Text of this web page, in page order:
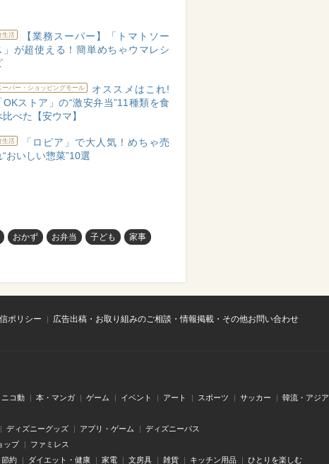
生活
【業務スーパー】「トマトソー
」が超使える！簡単めちゃウマレシ
ーパー・ショッピングモール
オススメはこれ!
OKストア」の“激安弁当”11種類を食
比べた【安ウマ】
生活
「ロピア」で大人気！めちゃ売
“おいしい惣菜”10選
おかず お弁当 子ども 家事
ポリシー
広告出稿・お取り組みのご相談・情報掲載・その他お問い合わせ
ニコ動 本・マンガ ゲーム イベント アート スポーツ サッカー 韓流・アジア
ディズニーグッズ アプリ・ゲーム ディズニーパス
ップ ファミレス
節約 ダイエット・健康 家電 文房具 雑貨 キッチン用品 ひとりを楽しむ